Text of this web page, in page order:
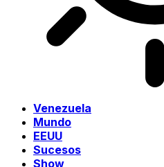
Venezuela
Mundo
EEUU
Sucesos
Show